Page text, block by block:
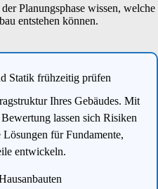
Planungsphase wissen, welche
entstehen können.
Statik frühzeitig prüfen
Ihres Gebäudes. Mit
lassen sich Risiken
für Fundamente,
entwickeln.